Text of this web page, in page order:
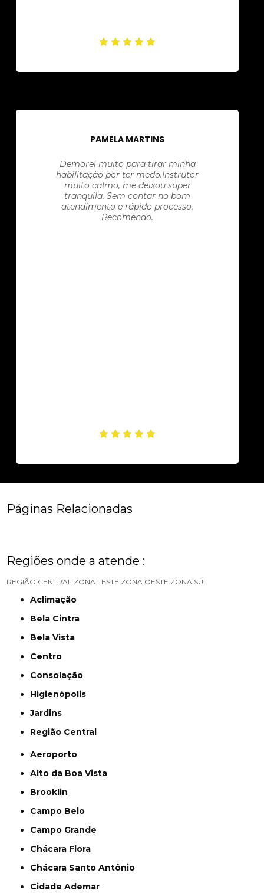
PAMELA MARTINS
Demorei muito para tirar minha
habilitação por ter medo.Instrutor
muito calmo, me deixou super
tranquila. Sem contar no bom
atendimento e rápido processo.
Recomendo.
Páginas Relacionadas
Regiões onde a atende :
REGIÃO CENTRAL ZONA LESTE ZONA OESTE ZONA SUL
Aclimação
Bela Cintra
Bela Vista
Centro
Consolação
Higienópolis
Jardins
Região Central
Aeroporto
Alto da Boa Vista
Brooklin
Campo Belo
Campo Grande
Chácara Flora
Chácara Santo Antônio
Cidade Ademar